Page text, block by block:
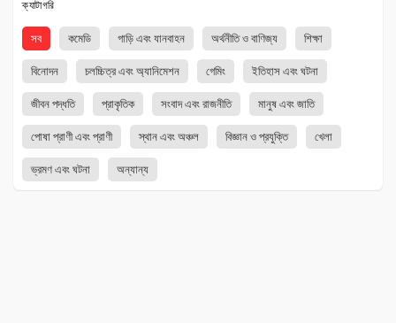
ক্যাটাগরি
সব কমেডি গাড়ি এবং যানবাহন অর্থনীতি ও বাণিজ্য শিক্ষা
বিনোদন চলচ্চিত্র এবং অ্যানিমেশন গেমিং ইতিহাস এবং ঘটনা
জীবন পদ্ধতি প্রাকৃতিক সংবাদ এবং রাজনীতি মানুষ এবং জাতি
পোষা প্রাণী এবং প্রাণী স্থান এবং অঞ্চল বিজ্ঞান ও প্রযুক্তি খেলা
ভ্রমণ এবং ঘটনা অন্যান্য